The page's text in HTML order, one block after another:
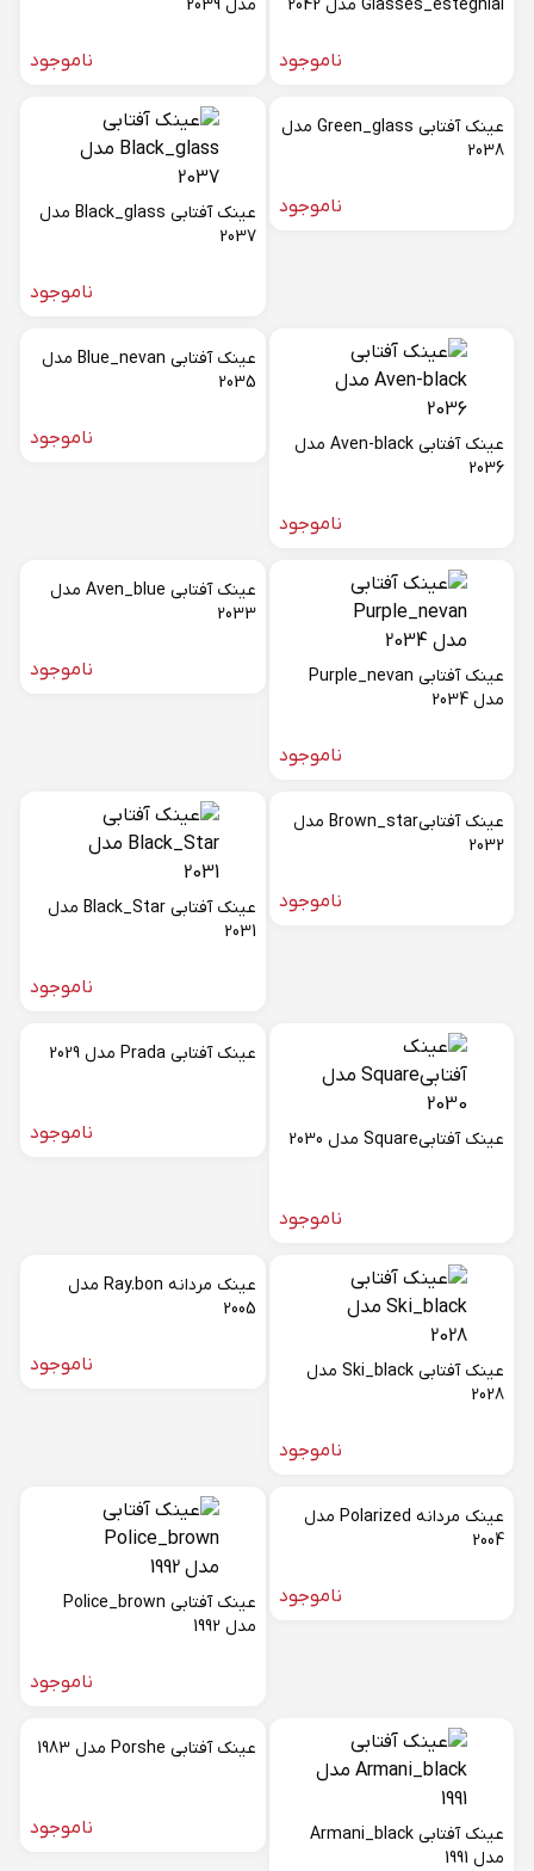
Glasses_esteghlal مدل 2042
ناموجود
مدل 2039
ناموجود
عینک آفتابی Green_glass مدل
2038
ناموجود
عینک آفتابی Black_glass مدل
2037
ناموجود
عینک آفتابی Aven-black مدل
2036
ناموجود
عینک آفتابی Blue_nevan مدل
2035
ناموجود
عینک آفتابی Purple_nevan
مدل 2034
ناموجود
عینک آفتابی Aven_blue مدل
2033
ناموجود
عینک آفتابیBrown_star مدل
2032
ناموجود
عینک آفتابی Black_Star مدل
2031
ناموجود
عینک آفتابیSquare مدل 2030
ناموجود
عینک آفتابی Prada مدل 2029
ناموجود
عینک آفتابی Ski_black مدل
2028
ناموجود
عینک مردانه Ray.bon مدل
2005
ناموجود
عینک مردانه Polarized مدل
2004
ناموجود
عینک آفتابی Police_brown
مدل 1992
ناموجود
عینک آفتابی Armani_black
مدل 1991
عینک آفتابی Porshe مدل 1983
ناموجود